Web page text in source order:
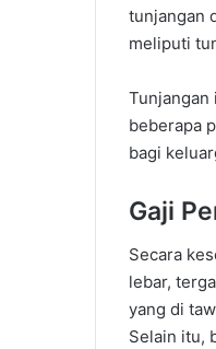
tunjangan
meliputi
Tunjangan
beberapa
bagi
Gaji
Secara
lebar,
yang di
Selain itu,